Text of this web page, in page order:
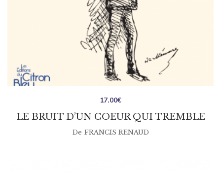
LE BRUIT D’UN COEUR QUI TREMBLE
17.00€
De FRANCIS RENAUD